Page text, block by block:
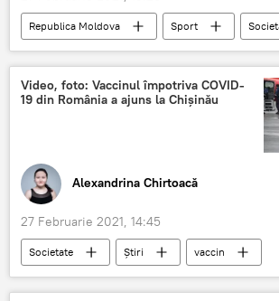
Republica Moldova Sport
Podcasturi
Podcasturi
Video, foto: Vaccinul împotriva COVID-
19 din România a ajuns la Chișinău
Alexandrina Chirtoacă
27 Februarie 2021, 14:45
Societate Știri
vaccin
COVID-19
pandemie România